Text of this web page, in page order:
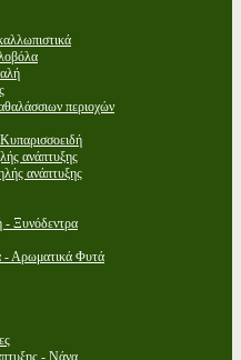
περιοχών
ανάπτυξης
ανάπτυξης
- Ξυνόδεντρα
- Αρωματικά Φυτά
- Νάνα